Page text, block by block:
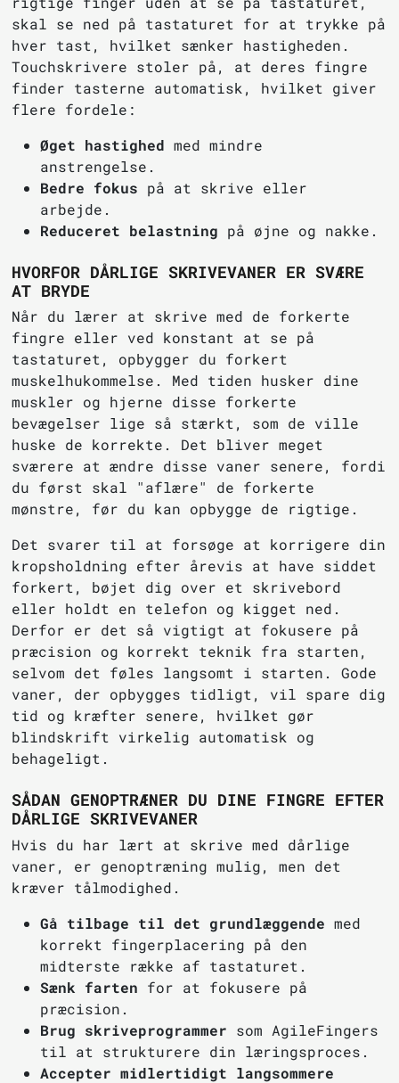
skal se ned på tastaturet for at trykke på
hver tast, hvilket sænker hastigheden.
Touchskrivere stoler på, at deres fingre
finder tasterne automatisk, hvilket giver
flere fordele:
Øget hastighed med mindre
anstrengelse.
Bedre fokus på at skrive eller
arbejde.
Reduceret belastning på øjne og nakke.
HVORFOR DÅRLIGE SKRIVEVANER ER SVÆRE
AT BRYDE
Når du lærer at skrive med de forkerte
fingre eller ved konstant at se på
tastaturet, opbygger du forkert
muskelhukommelse. Med tiden husker dine
muskler og hjerne disse forkerte
bevægelser lige så stærkt, som de ville
huske de korrekte. Det bliver meget
sværere at ændre disse vaner senere, fordi
du først skal "aflære" de forkerte
mønstre, før du kan opbygge de rigtige.
Det svarer til at forsøge at korrigere din
kropsholdning efter årevis at have siddet
forkert, bøjet dig over et skrivebord
eller holdt en telefon og kigget ned.
Derfor er det så vigtigt at fokusere på
præcision og korrekt teknik fra starten,
selvom det føles langsomt i starten. Gode
vaner, der opbygges tidligt, vil spare dig
tid og kræfter senere, hvilket gør
blindskrift virkelig automatisk og
behageligt.
SÅDAN GENOPTRÆNER DU DINE FINGRE EFTER
DÅRLIGE SKRIVEVANER
Hvis du har lært at skrive med dårlige
vaner, er genoptræning mulig, men det
kræver tålmodighed.
Gå tilbage til det grundlæggende med
korrekt fingerplacering på den
midterste række af tastaturet.
Sænk farten for at fokusere på
præcision.
Brug skriveprogrammer som AgileFingers
til at strukturere din læringsproces.
Accepter midlertidigt langsommere